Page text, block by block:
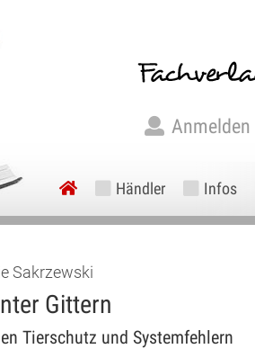
Sakrzewski
Gittern
Tierschutz und Systemfehlern
Anmelden
Händler Infos